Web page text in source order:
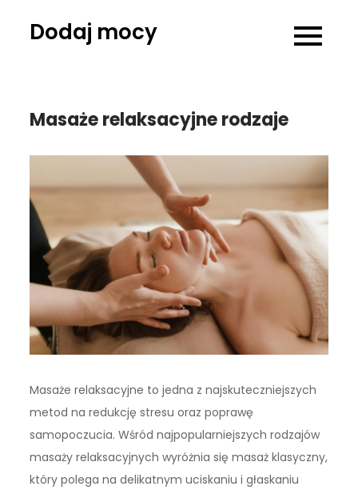
Dodaj mocy
Masaże relaksacyjne rodzaje
Masaże relaksacyjne to jedna z najskuteczniejszych
metod na redukcję stresu oraz poprawę
samopoczucia. Wśród najpopularniejszych rodzajów
masaży relaksacyjnych wyróżnia się masaż klasyczny,
który polega na delikatnym uciskaniu i głaskaniu